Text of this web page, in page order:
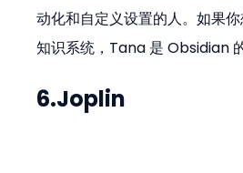
动化和自定义设置的人。如果
知识系统，Tana 是 Obsidian
6.Joplin